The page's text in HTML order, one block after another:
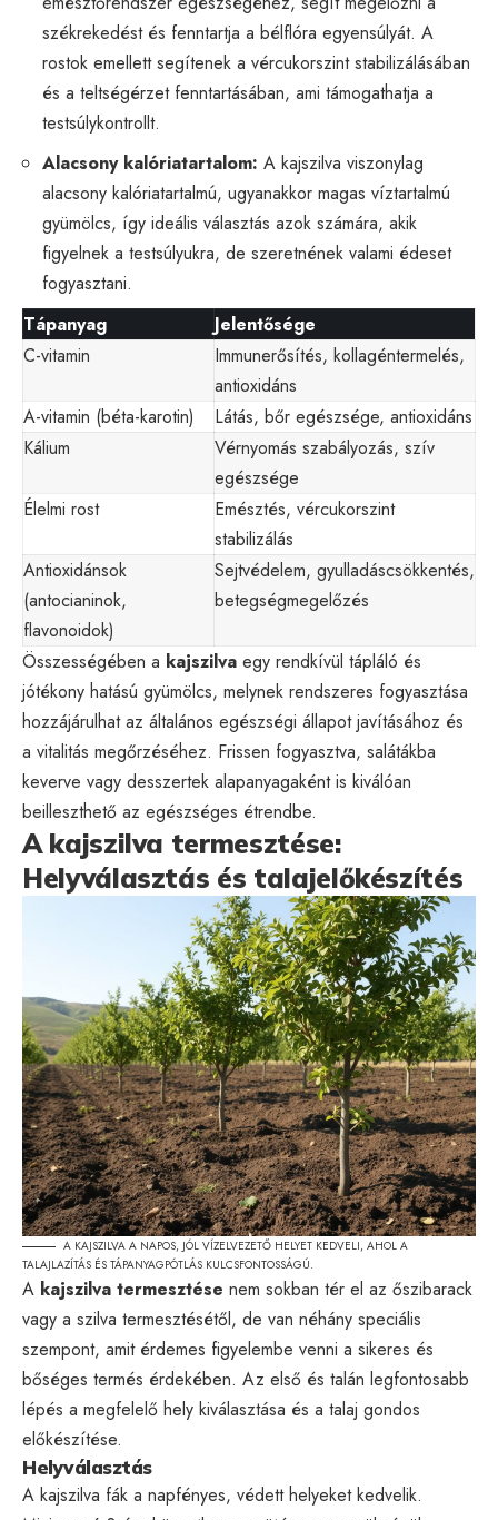
székrekedést és fenntartja a bélflóra egyensúlyát. A
rostok emellett segítenek a vércukorszint stabilizálásában
és a teltségérzet fenntartásában, ami támogathatja a
testsúlykontrollt.
Alacsony kalóriatartalom: A kajszilva viszonylag
alacsony kalóriatartalmú, ugyanakkor magas víztartalmú
gyümölcs, így ideális választás azok számára, akik
figyelnek a testsúlyukra, de szeretnének valami édeset
fogyasztani.
Tápanyag
Jelentősége
C-vitamin
Immunerősítés, kollagéntermelés,
antioxidáns
A-vitamin (béta-karotin)
Látás, bőr egészsége, antioxidáns
Kálium
Vérnyomás szabályozás, szív
egészsége
Élelmi rost
Emésztés, vércukorszint
stabilizálás
Antioxidánsok
(antocianinok,
flavonoidok)
Sejtvédelem, gyulladáscsökkentés,
betegségmegelőzés
Összességében a kajszilva egy rendkívül tápláló és
jótékony hatású gyümölcs, melynek rendszeres fogyasztása
hozzájárulhat az általános egészségi állapot javításához és
a vitalitás megőrzéséhez. Frissen fogyasztva, salátákba
keverve vagy desszertek alapanyagaként is kiválóan
beilleszthető az egészséges étrendbe.
A kajszilva termesztése:
Helyválasztás és talajelőkészítés
A KAJSZILVA A NAPOS, JÓL VÍZELVEZETŐ HELYET KEDVELI, AHOL A
TALAJLAZÍTÁS ÉS TÁPANYAGPÓTLÁS KULCSFONTOSSÁGÚ.
A kajszilva termesztése nem sokban tér el az őszibarack
vagy a szilva termesztésétől, de van néhány speciális
szempont, amit érdemes figyelembe venni a sikeres és
bőséges termés érdekében. Az első és talán legfontosabb
lépés a megfelelő hely kiválasztása és a talaj gondos
előkészítése.
Helyválasztás
A kajszilva fák a napfényes, védett helyeket kedvelik.